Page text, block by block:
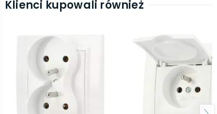
Klienci kupowali również